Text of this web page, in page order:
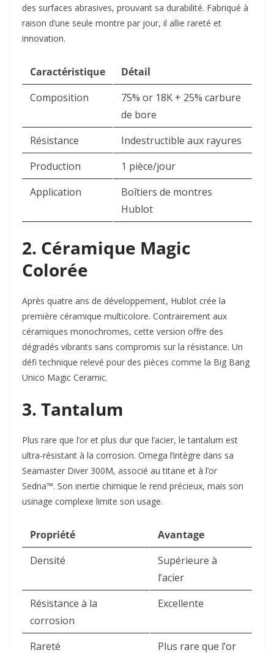
des surfaces abrasives, prouvant sa durabilité. Fabriqué à
raison d’une seule montre par jour, il allie rareté et
innovation.
Caractéristique
Détail
Composition
75% or 18K + 25% carbure
de bore
Résistance
Indestructible aux rayures
Production
1 pièce/jour
Application
Boîtiers de montres
Hublot
2. Céramique Magic
Colorée
Après quatre ans de développement, Hublot crée la
première céramique multicolore. Contrairement aux
céramiques monochromes, cette version offre des
dégradés vibrants sans compromis sur la résistance. Un
défi technique relevé pour des pièces comme la Big Bang
Unico Magic Ceramic.
3. Tantalum
Plus rare que l’or et plus dur que l’acier, le tantalum est
ultra-résistant à la corrosion. Omega l’intègre dans sa
Seamaster Diver 300M, associé au titane et à l’or
Sedna™. Son inertie chimique le rend précieux, mais son
usinage complexe limite son usage.
Propriété
Avantage
Densité
Supérieure à
l’acier
Résistance à la
corrosion
Excellente
Rareté Plus rare que l’or